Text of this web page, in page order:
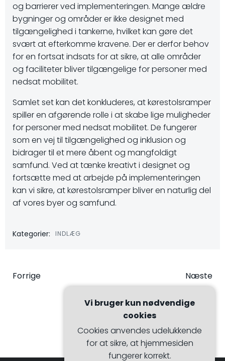
og barrierer ved implementeringen. Mange ældre
bygninger og områder er ikke designet med
tilgængelighed i tankerne, hvilket kan gøre det
svært at efterkomme kravene. Der er derfor behov
for en fortsat indsats for at sikre, at alle områder
og faciliteter bliver tilgængelige for personer med
nedsat mobilitet.
Samlet set kan det konkluderes, at kørestolsramper
spiller en afgørende rolle i at skabe lige muligheder
for personer med nedsat mobilitet. De fungerer
som en vej til tilgængelighed og inklusion og
bidrager til et mere åbent og mangfoldigt
samfund. Ved at tænke kreativt i designet og
fortsætte med at arbejde på implementeringen
kan vi sikre, at kørestolsramper bliver en naturlig del
af vores byer og samfund.
Kategorier: INDLÆG
Indlægsnavigation
Forrige Næste
Vi bruger kun nødvendige
cookies
Cookies anvendes udelukkende
for at sikre, at hjemmesiden
fungerer korrekt.